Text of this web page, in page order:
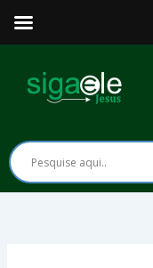
para
conteúdo